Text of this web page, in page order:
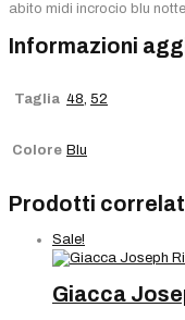
abito midi incrocio blu notte
Informazioni
Taglia 48 52
Colore Blu
Prodotti
Sale!
Giacca